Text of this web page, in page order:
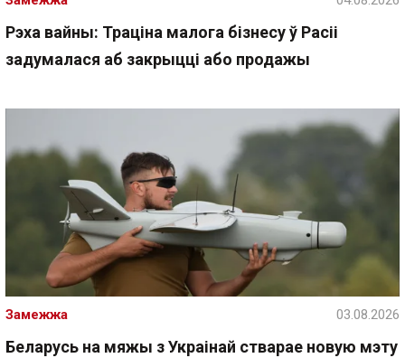
Рэха вайны: Траціна малога бізнесу ў Расіі
задумалася аб закрыцці або продажы
Беларусь на мяжы з Украінай стварае новую мэту
Замежжа 03.08.2026